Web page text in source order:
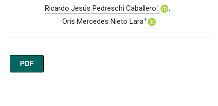
Ricardo Jesús Pedreschi Caballero+
Oris Mercedes Nieto Lara+
PDF